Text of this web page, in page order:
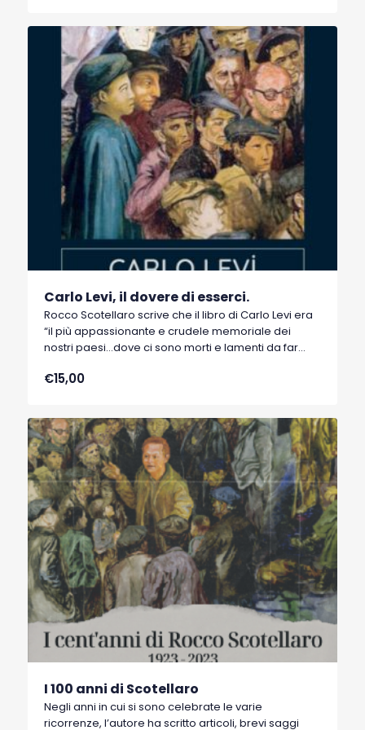
Carlo Levi, il dovere di esserci.
Rocco Scotellaro scrive che il libro di Carlo Levi era
“il più appassionante e crudele memoriale dei
nostri paesi…dove ci sono morti e lamenti da far
dove le nostre terre si muovono da parere fiumi, e i
schiattare i signori nel sonno”.
€15,00
I 100 anni di Scotellaro
Negli anni in cui si sono celebrate le varie
ricorrenze, l’autore ha scritto articoli, brevi saggi